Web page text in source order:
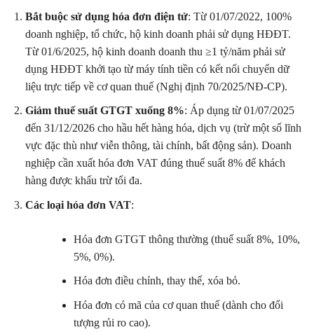
Bắt buộc sử dụng hóa đơn điện tử: Từ 01/07/2022, 100%
doanh nghiệp, tổ chức, hộ kinh doanh phải sử dụng HĐĐT.
Từ 01/6/2025, hộ kinh doanh doanh thu ≥1 tỷ/năm phải sử
dụng HĐĐT khởi tạo từ máy tính tiền có kết nối chuyển dữ
liệu trực tiếp về cơ quan thuế (Nghị định 70/2025/NĐ-CP).
Giảm thuế suất GTGT xuống 8%: Áp dụng từ 01/07/2025
đến 31/12/2026 cho hầu hết hàng hóa, dịch vụ (trừ một số lĩnh
vực đặc thù như viễn thông, tài chính, bất động sản). Doanh
nghiệp cần xuất hóa đơn VAT đúng thuế suất 8% để khách
hàng được khấu trừ tối đa.
Các loại hóa đơn VAT:
Hóa đơn GTGT thông thường (thuế suất 8%, 10%,
5%, 0%).
Hóa đơn điều chỉnh, thay thế, xóa bỏ.
Hóa đơn có mã của cơ quan thuế (dành cho đối
tượng rủi ro cao).